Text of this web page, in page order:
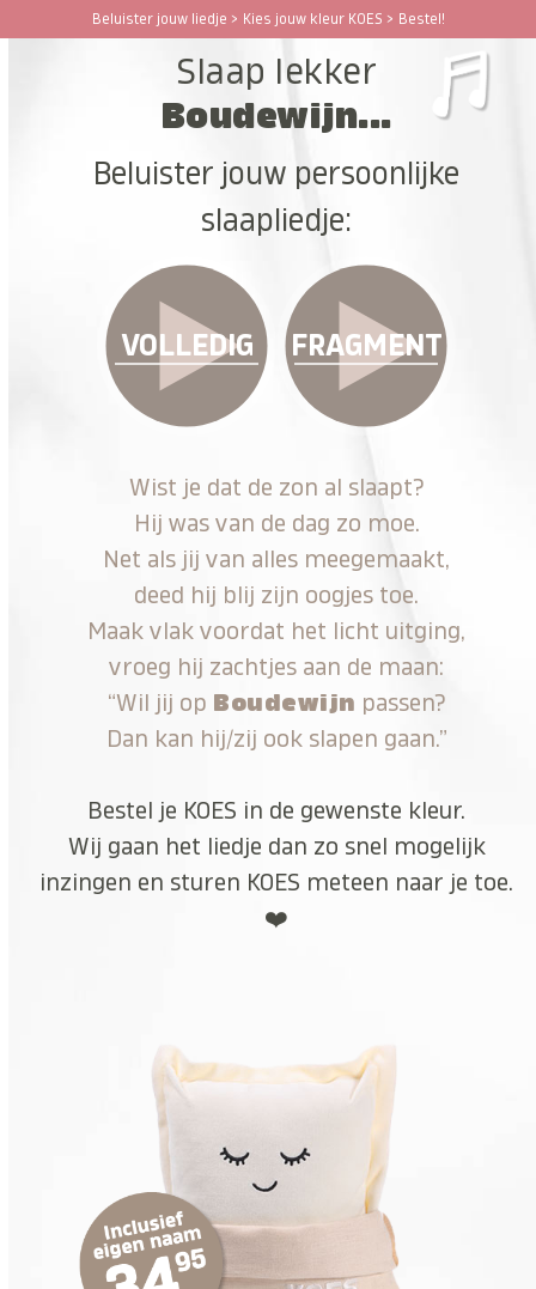
Beluister jouw liedje > Kies jouw kleur KOES > Bestel!
Open
Close
Slaap lekker
Boudewijn...
Beluister jouw persoonlijke
slaapliedje:
VOLLEDIG FRAGMENT
Wist je dat de zon al slaapt?
Hij was van de dag zo moe.
Net als jij van alles meegemaakt,
deed hij blij zijn oogjes toe.
Maak vlak voordat het licht uitging,
vroeg hij zachtjes aan de maan:
“Wil jij op Boudewijn passen?
Dan kan hij/zij ook slapen gaan.”
Bestel je KOES in de gewenste kleur.
Wij gaan het liedje dan zo snel mogelijk
inzingen en sturen KOES meteen naar je toe.
❤️